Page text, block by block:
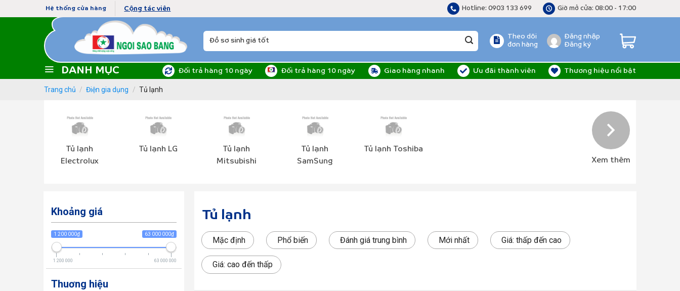
to
Hệ thống cửa hàng Cộng tác viên Hotline: 0903 133 699 Giờ mở cửa: 08:00 - 17:00
Tìm
Theo dõi
đơn hàng
Đăng nhập
Đăng ký
DANH MỤC Đối trả hàng 10 ngày Đối trả hàng 10 ngày Giao hàng nhanh Ưu đãi thành viên Thương hiệu nổi bật
Trang chủ / Điện gia dụng / Tủ lạnh
Tủ lạnh
Electrolux
Tủ lạnh LG
Tủ lạnh
Mitsubishi
Tủ lạnh
SamSung
Tủ lạnh Toshiba
Xem thêm
Khoảng giá
1 200 000₫ 63 000 000₫
1 200 000 63 000 000
Thuơng hiệu
Tủ lạnh
Mặc định Phổ biến Đánh giá trung bình Mới nhất Giá: thấp đến cao
Giá: cao đến thấp